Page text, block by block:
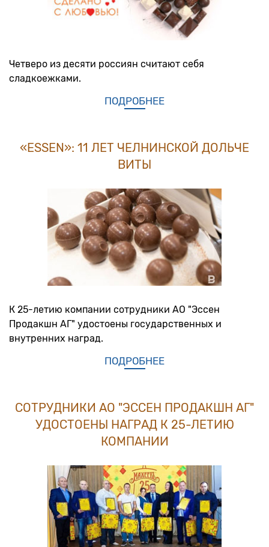
Четверо из десяти россиян считают себя
сладкоежками.
ПОДРОБНЕЕ
«ESSEN»: 11 ЛЕТ ЧЕЛНИНСКОЙ ДОЛЬЧЕ
ВИТЫ
К 25-летию компании сотрудники АО "Эссен
Продакшн АГ" удостоены государственных и
внутренних наград.
ПОДРОБНЕЕ
СОТРУДНИКИ АО "ЭССЕН ПРОДАКШН АГ"
УДОСТОЕНЫ НАГРАД К 25-ЛЕТИЮ
КОМПАНИИ